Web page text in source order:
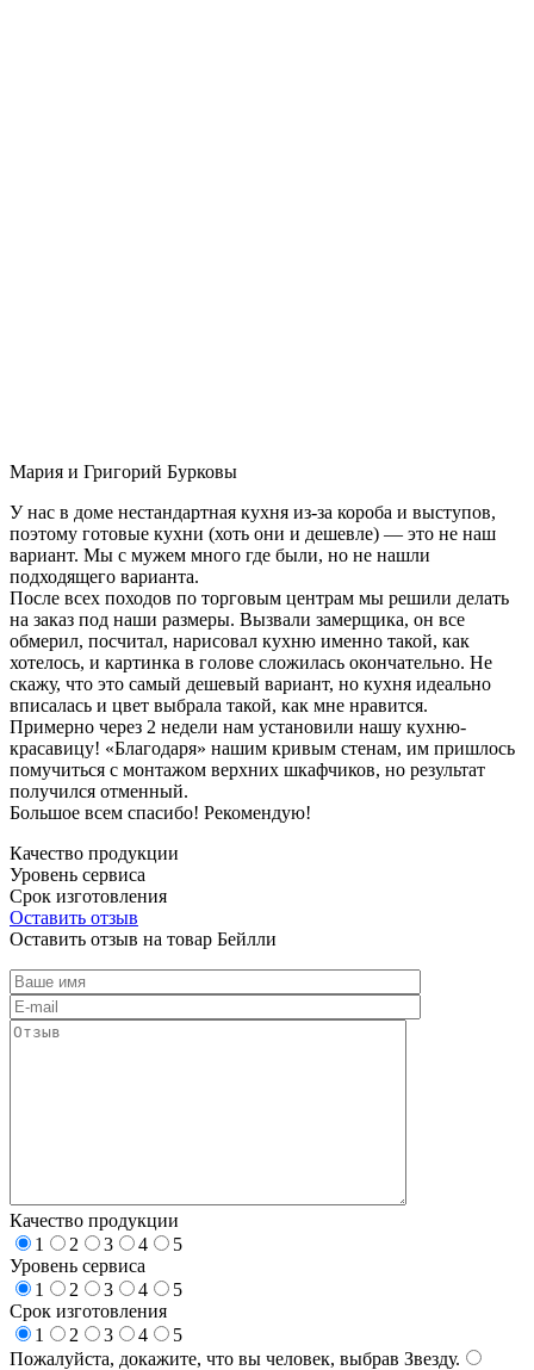
Мария и Григорий Бурковы
У нас в доме нестандартная кухня из-за короба и выступов,
поэтому готовые кухни (хоть они и дешевле) — это не наш
вариант. Мы с мужем много где были, но не нашли
подходящего варианта.
После всех походов по торговым центрам мы решили делать
на заказ под наши размеры. Вызвали замерщика, он все
обмерил, посчитал, нарисовал кухню именно такой, как
хотелось, и картинка в голове сложилась окончательно. Не
скажу, что это самый дешевый вариант, но кухня идеально
вписалась и цвет выбрала такой, как мне нравится.
Примерно через 2 недели нам установили нашу кухню-
красавицу! «Благодаря» нашим кривым стенам, им пришлось
помучиться с монтажом верхних шкафчиков, но результат
получился отменный.
Большое всем спасибо! Рекомендую!
Качество продукции
Уровень сервиса
Срок изготовления
Оставить отзыв
Оставить отзыв на товар Бейлли
Качество продукции
1
2 3 4
5
Уровень сервиса
1
2 3 4
5
Срок изготовления
1
2 3 4
5
Пожалуйста, докажите, что вы человек, выбрав Звезду.